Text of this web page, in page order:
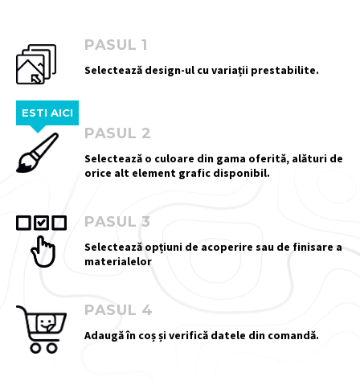
PASUL 1
Selectează design-ul cu variații prestabilite.
ESTI AICI
PASUL 2
Selectează o culoare din gama oferită, alături de
orice alt element grafic disponibil.
PASUL 3
Selectează opțiuni de acoperire sau de finisare a
materialelor
PASUL 4
Adaugă în coș și verifică datele din comandă.